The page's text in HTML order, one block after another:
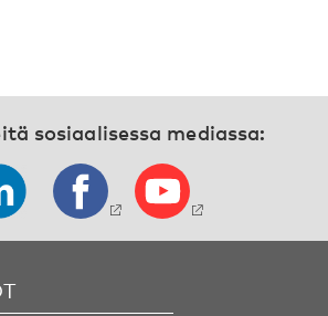
sosiaalisessa mediassa: